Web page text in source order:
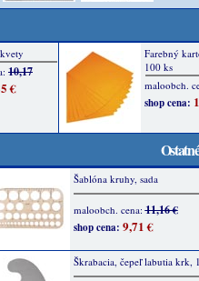
Šablóna kruhy, sada
maloobch. cena:11,16 €
shop cena: 9,71 €
Škrabacia, čepeľ labutia krk,